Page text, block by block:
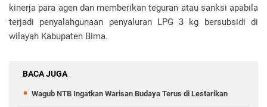
kinerja para agen dan memberikan teguran atau sanksi apabila
terjadi penyalahgunaan penyaluran LPG 3 kg bersubsidi di
wilayah Kabupaten Bima.
BACA JUGA
Wagub NTB Ingatkan Warisan Budaya Terus di Lestarikan